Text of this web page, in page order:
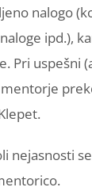
nalogo
ipd.),
Pri uspešni
nejasnosti